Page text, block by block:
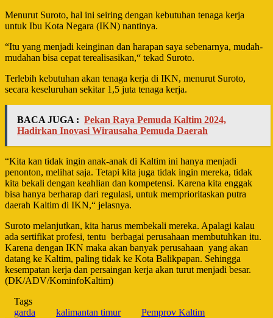
Menurut Suroto, hal ini seiring dengan kebutuhan tenaga kerja
untuk Ibu Kota Negara (IKN) nantinya.
“Itu yang menjadi keinginan dan harapan saya sebenarnya, mudah-
mudahan bisa cepat terealisasikan,“ tekad Suroto.
Terlebih kebutuhan akan tenaga kerja di IKN, menurut Suroto,
secara keseluruhan sekitar 1,5 juta tenaga kerja.
BACA JUGA : Pekan Raya Pemuda Kaltim 2024,
Hadirkan Inovasi Wirausaha Pemuda Daerah
“Kita kan tidak ingin anak-anak di Kaltim ini hanya menjadi
penonton, melihat saja. Tetapi kita juga tidak ingin mereka, tidak
kita bekali dengan keahlian dan kompetensi. Karena kita enggak
bisa hanya berharap dari regulasi, untuk memprioritaskan putra
daerah Kaltim di IKN,“ jelasnya.
Suroto melanjutkan, kita harus membekali mereka. Apalagi kalau
ada sertifikat profesi, tentu berbagai perusahaan membutuhkan itu.
Karena dengan IKN maka akan banyak perusahaan yang akan
datang ke Kaltim, paling tidak ke Kota Balikpapan. Sehingga
kesempatan kerja dan persaingan kerja akan turut menjadi besar.
(DK/ADV/KominfoKaltim)
Tags
garda
kalimantan timur Pemprov Kaltim